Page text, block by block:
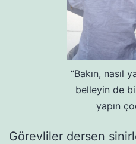
“Bakın, nasıl
belleyin de
yapın
Görevliler dersen